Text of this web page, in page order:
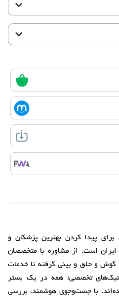
پیدا کردن بهترین پزشکان و
ایران است. از مشاوره با متخصصان
گوش و حلق و بینی گرفته تا خدمات
تخصصی؛ همه در یک بستر
با جست‌وجوی هوشمند، بررسی